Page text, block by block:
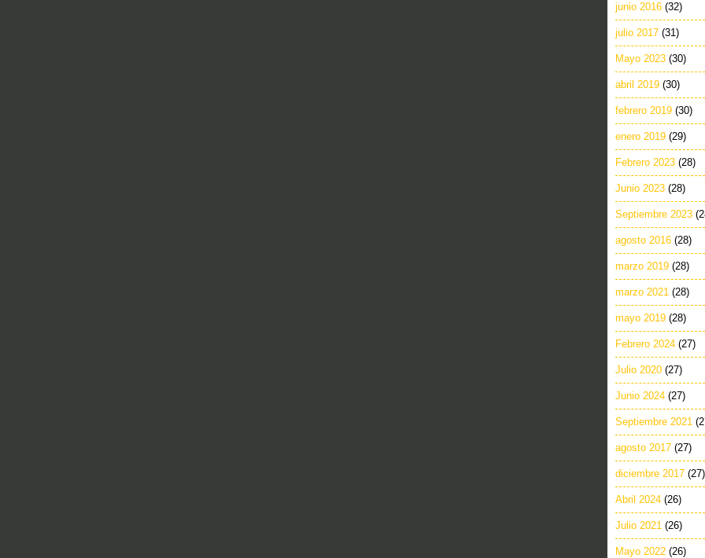
junio 2016 (32)
julio 2017 (31)
Mayo 2023 (30)
abril 2019 (30)
febrero 2019 (30)
enero 2019 (29)
Febrero 2023 (28)
Junio 2023 (28)
Septiembre 2023
agosto 2016 (28)
marzo 2019 (28)
marzo 2021 (28)
mayo 2019 (28)
Febrero 2024 (27)
Julio 2020 (27)
Junio 2024 (27)
Septiembre 2021
agosto 2017 (27)
diciembre 2017 (27)
Abril 2024 (26)
Julio 2021 (26)
Mayo 2022 (26)